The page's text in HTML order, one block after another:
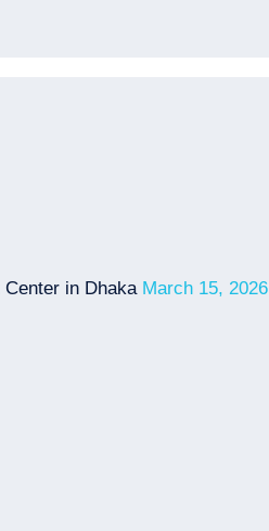
in Dhaka March 15, 2026